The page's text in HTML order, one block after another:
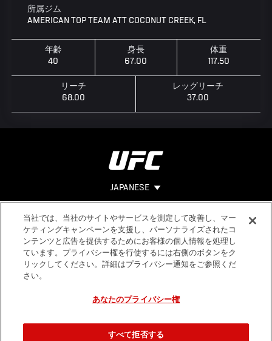
所属ジム
AMERICAN TOP TEAM ATT COCONUT CREEK, FL
年齢
40
身長
67.00
体重
117.50
リーチ
68.00
レッグリーチ
37.00
JAPANESE
Footer ヘルプ
法的事項
利用規約
個人情報保
当社では、当社のサイトやサービスを測定して改善し、マー
ケティングキャンペーンを支援し、パーソナライズされたコ
ンテンツと広告を提供するためにお客様の個人情報を処理し
ています。プライバシー権を行使するには右側のボタンをク
リックしてください。詳細はプライバシー通知をご参照くだ
さい。
あなたのプライバシー権
すべて拒否する